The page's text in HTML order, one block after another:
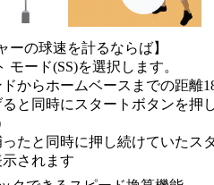
ーの球速を計るならば】
モード(SS)を選択します。
からホームベースまでの距離
と同時にスタートボタンを押
たと同時に押し続けていたス
されます